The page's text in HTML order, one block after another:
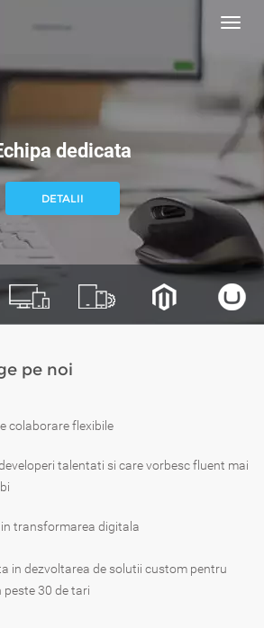
dedicata
DETALII
pe noi
colaborare flexibile
talentati si care vorbesc fluent mai
transformarea digitala
in dezvoltarea de solutii custom pentru
peste 30 de tari